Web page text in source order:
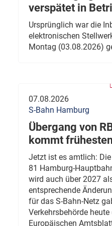
verspätet in
Ursprünglich war die
elektronischen
Montag (03.08.2026)
07.08.2026
S-Bahn Hamburg
Übergang von
kommt
Jetzt ist es amtlich:
81 Hamburg-
wird auch über 2027
entsprechende
für das S-Bahn-Netz
Verkehrsbehörde
Europäischen